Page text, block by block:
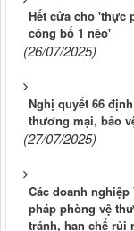
Hết cửa cho 'thực
công bố 1 nẻo'
(26/07/2025)
Nghị quyết 66
thương mại, bảo
(27/07/2025)
Các doanh
pháp phòng vệ
tránh, hạn chế rủi